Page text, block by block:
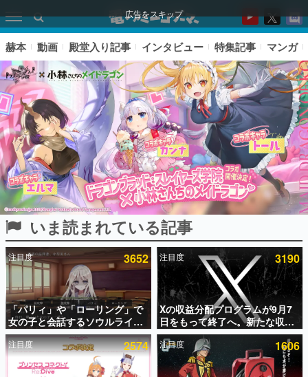
広告をスキップ
ピックアップ
電ファミのいま読まれている記事ランキング
アプリセール情報
インタビュー
連載・特集一覧
赫本 動画 殿堂入り記事 インタビュー 特集記事 マンガ
いま読まれている記事
注目度 3652
「パリィ」や「ローリング」で
女の子と会話するソウルライク
恋愛ゲーム『小早川さんはソウ
ルライク』無料公開。返事に失
敗すると「YOU DIED」
注目度 3190
Xの収益分配プログラムが9月7
日をもって終了へ。新たな収益
化制度「Original Content
Rewards Program」を発表
注目度 2574 注目度 1606